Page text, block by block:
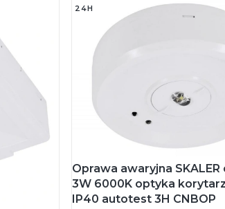
24H
Oprawa awaryjna SKALER
3W 6000K optyka
IP40 autotest 3H CNBOP